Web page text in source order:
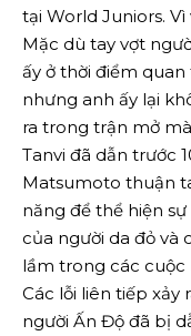
tại World Juniors. Vì
Mặc dù tay vợt
ấy ở thời điểm
nhưng anh ấy lại
ra trong trận mở
Tanvi đã dẫn trước
Matsumoto thuận
năng để thể hiện
của người da đỏ và
lầm trong các cuộc
Các lỗi liên tiếp xảy
người Ấn Độ đã bị